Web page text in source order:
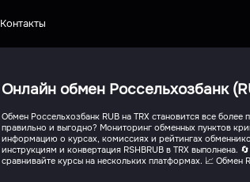
Контакты
Онлайн обмен Россельхозбанк
Обмен Россельхозбанк RUB на TRX становится все
правильно и выгодно? Мониторинг обменных пунктов
информацию о курсах, комиссиях и рейтингах
инструкциям и конвертация RSHBRUB в TRX выполнена.
сравнивайте курсы на нескольких платформах. 📈 Обмен